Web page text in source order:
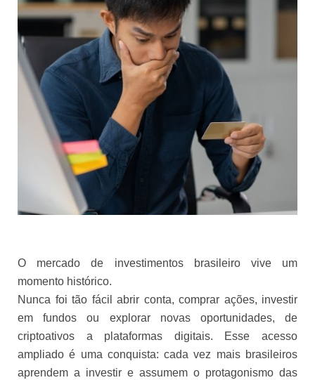
O mercado de investimentos brasileiro vive um
momento histórico.
Nunca foi tão fácil abrir conta, comprar ações, investir
em fundos ou explorar novas oportunidades, de
criptoativos a plataformas digitais. Esse acesso
ampliado é uma conquista: cada vez mais brasileiros
aprendem a investir e assumem o protagonismo das